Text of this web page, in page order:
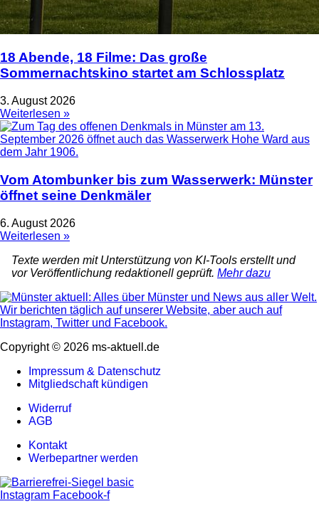
18 Abende, 18 Filme: Das große
Sommernachtskino startet am Schlossplatz
3. August 2026
Weiterlesen »
Vom Atombunker bis zum Wasserwerk: Münster
öffnet seine Denkmäler
6. August 2026
Weiterlesen »
Texte werden mit Unterstützung von KI-Tools erstellt und
vor Veröffentlichung redaktionell geprüft. Mehr dazu
Copyright © 2026 ms-aktuell.de
Impressum & Datenschutz
Mitgliedschaft kündigen
Widerruf
AGB
Kontakt
Werbepartner werden
Instagram Facebook-f